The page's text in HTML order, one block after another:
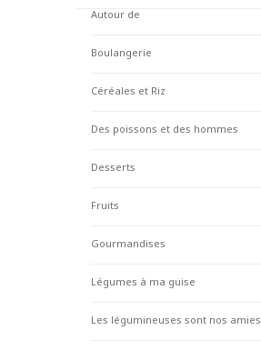
Autour de
Boulangerie
Céréales et Riz
Des poissons et des hommes
Desserts
Fruits
Gourmandises
Légumes à ma guise
Les légumineuses sont nos amies